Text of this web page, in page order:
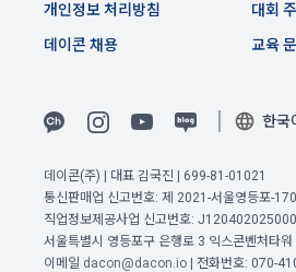
으로 간주한다.
1. 이 약관에서 규정하지 않은 사항에
진등에관한법률, 전자상거래 등에서의
전자문서 및 전자거래기본법, 전자금융
비자기본법 등의 관계법령에 따른다.
2. "회원"이 "회사"와 개별 계약을 체결
확인
필수 항목: 이름, 이메일, 핸드폰 번호,
여부, 사용 가능한 프로그래밍 언어 및
력, 개인 운영 사이트 링크(GitHub,
3) 모바일 서비스 이용 시 수집되는 항목
모바일 서비스의 특성상 단말기 모델
이는 개인을 식별할 수 없는 형태입니
확인
확인
개인정보 처리방침
대회
교육
데이콘 채용
한국
데이콘(주) | 대표 김국진 | 699-81-01021
통신판매업 신고번호: 제 2021-서울영등포-
직업정보제공사업 신고번호:
서울특별시 영등포구 은행로 3 익스콘벤처타
이메일 dacon@dacon.io | 전화번호: 070-